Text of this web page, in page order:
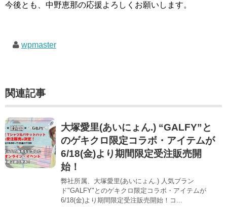
今後とも、中野恵那の応援よろしくお願いします。
wpmaster
関連記事
大塚愛里(あいにょん.) “GALFY”と
のゲキクロ限定コラボ・アイテムが
6/18(金)より期間限定受注販売開
始！
弊社所属、大塚愛里(あいにょん.) 人気ブラン
ド"GALFY"とのゲキクロ限定コラボ・アイテムが
6/18(金)より期間限定受注販売開始！コ...